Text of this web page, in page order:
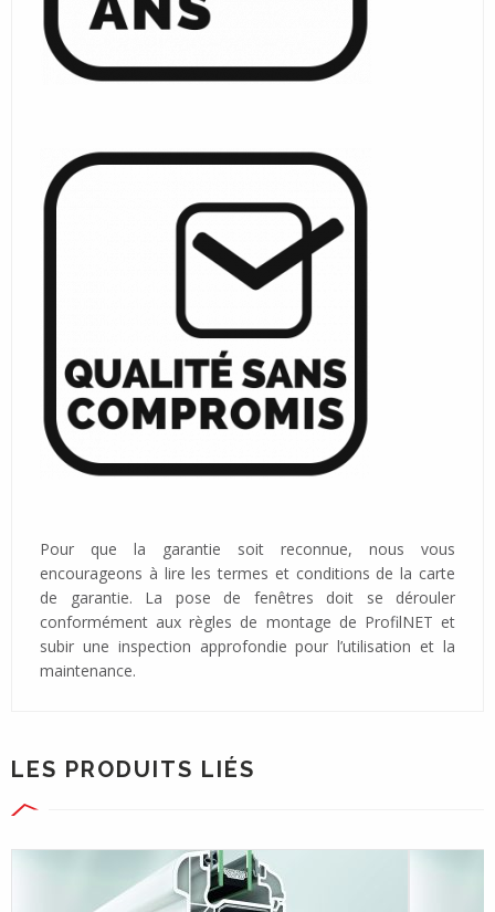
Pour que la garantie soit reconnue, nous vous
encourageons à lire les termes et conditions de la carte
de garantie. La pose de fenêtres doit se dérouler
conformément aux règles de montage de ProfilNET et
subir une inspection approfondie pour l’utilisation et la
maintenance.
LES PRODUITS LIÉS